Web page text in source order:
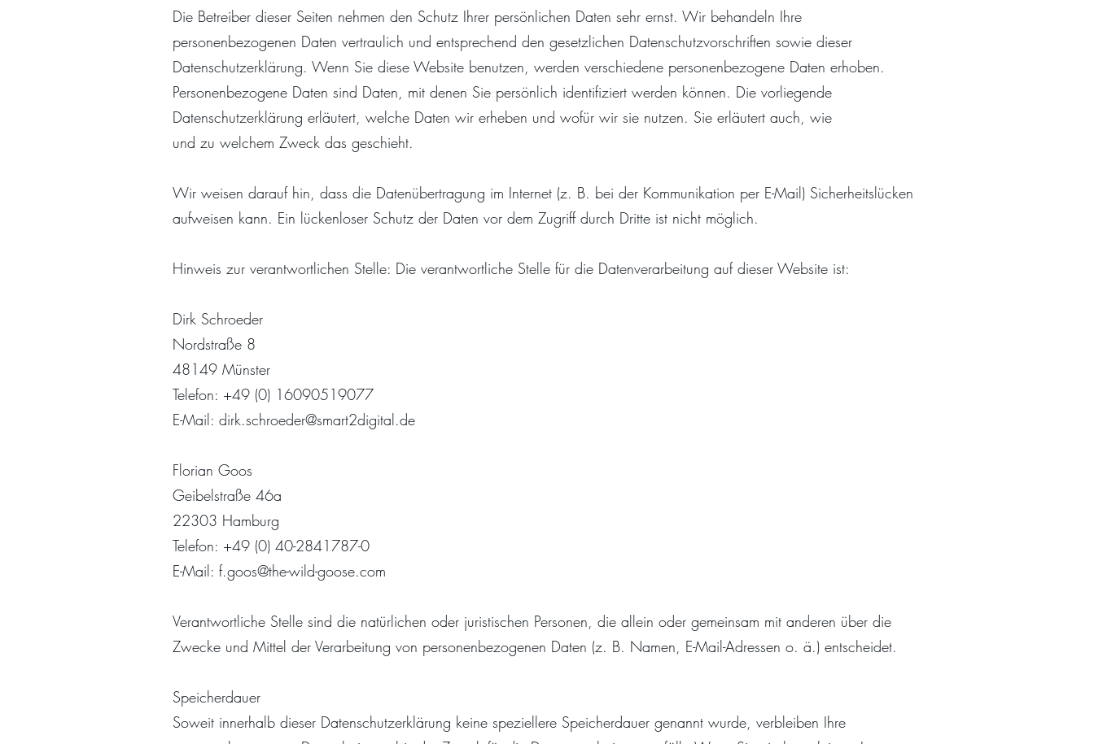
Die Betreiber dieser Seiten nehmen den Schutz Ihrer persönlichen Daten sehr ernst. Wir behandeln Ihre
personenbezogenen Daten vertraulich und entsprechend den gesetzlichen Datenschutzvorschriften sowie dieser
Datenschutzerklärung. Wenn Sie diese Website benutzen, werden verschiedene personenbezogene Daten erhoben.
Personenbezogene Daten sind Daten, mit denen Sie persönlich identifiziert werden können. Die vorliegende
Datenschutzerklärung erläutert, welche Daten wir erheben und wofür wir sie nutzen. Sie erläutert auch, wie
und zu welchem Zweck das geschieht.
Wir weisen darauf hin, dass die Datenübertragung im Internet (z. B. bei der Kommunikation per E-Mail) Sicherheitslücken
aufweisen kann. Ein lückenloser Schutz der Daten vor dem Zugriff durch Dritte ist nicht möglich.
Hinweis zur verantwortlichen Stelle: Die verantwortliche Stelle für die Datenverarbeitung auf dieser Website ist:
Dirk Schroeder
Nordstraße 8
48149 Münster
Telefon: +49 (0) 16090519077
E-Mail: dirk.schroeder@smart2digital.de
Florian Goos
Geibelstraße 46a
22303 Hamburg
Telefon: +49 (0) 40-2841787-0
E-Mail: f.goos@the-wild-goose.com
Verantwortliche Stelle sind die natürlichen oder juristischen Personen, die allein oder gemeinsam mit anderen über die
Zwecke und Mittel der Verarbeitung von personenbezogenen Daten (z. B. Namen, E-Mail-Adressen o. ä.) entscheidet.
Speicherdauer
Soweit innerhalb dieser Datenschutzerklärung keine speziellere Speicherdauer genannt wurde, verbleiben Ihre